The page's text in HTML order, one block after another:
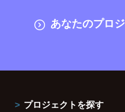
あなたのプロ
プロジェクトを探す